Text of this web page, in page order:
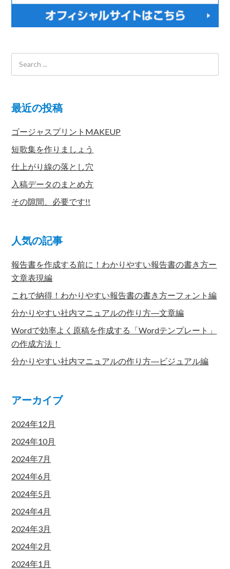
最近の投稿
ゴージャスプリントMAKEUP
短歌集を作りましょう
仕上がり線の落とし穴
入稿データのまとめ方
その隙間、必要です!!
人気の記事
報告書を作成する前に！わかりやすい報告書の書き方ー
文章表現編
これで納得！わかりやすい報告書の書き方ーフォント編
分かりやすい社内マニュアルの作り方―文章編
Wordで効率よく原稿を作成する「Wordテンプレート」
の作成方法！
分かりやすい社内マニュアルの作り方―ビジュアル編
アーカイブ
2024年12月
2024年10月
2024年7月
2024年6月
2024年5月
2024年4月
2024年3月
2024年2月
2024年1月